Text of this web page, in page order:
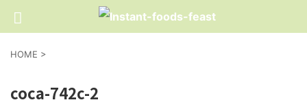
HOME >
coca-742c-2